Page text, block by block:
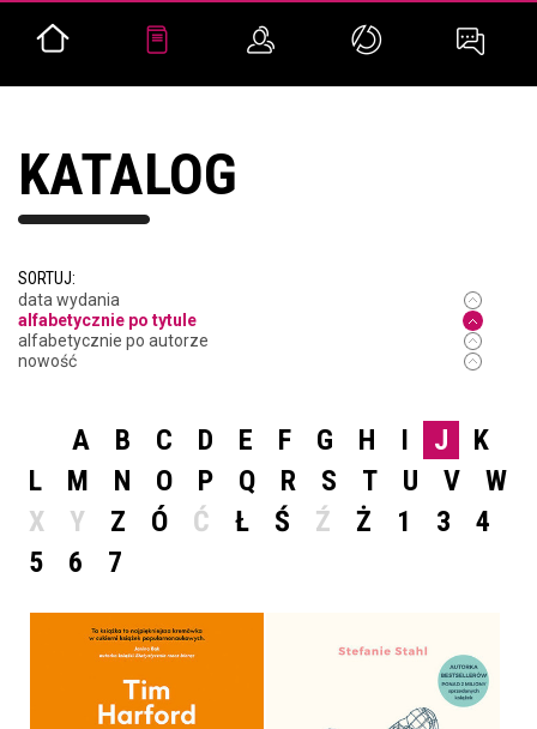
KATALOG
SORTUJ:
data wydania
alfabetycznie po tytule
alfabetycznie po autorze
nowość
A B C D E F G H I J
K
L
M N O P Q R S T U V
W
X
Y Z Ó Ć Ł Ś Ź Ż 1 3
4
5
6 7